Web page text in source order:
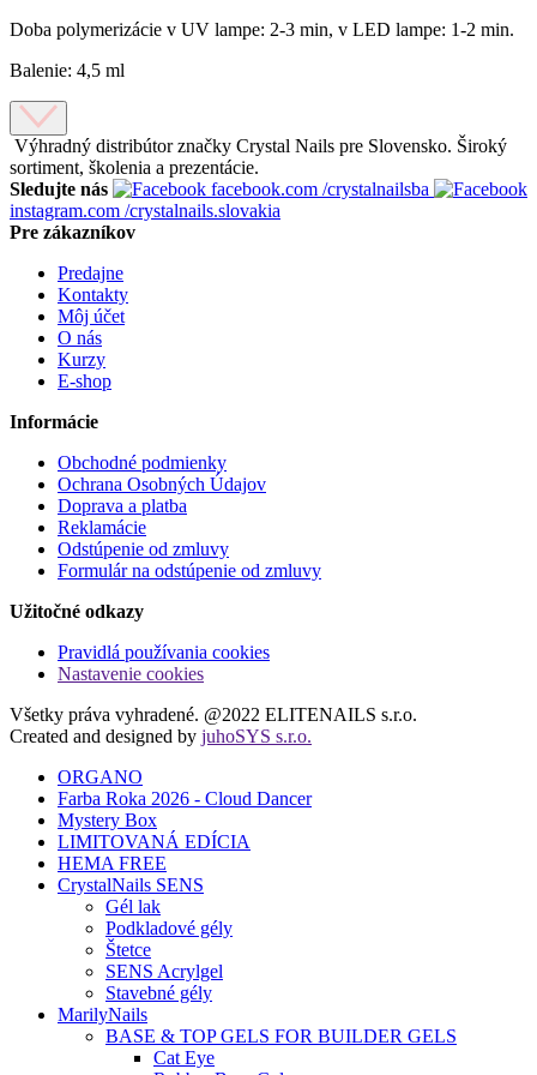
Doba polymerizácie v UV lampe: 2-3 min, v LED lampe: 1-2 min.
Balenie: 4,5 ml
Výhradný distribútor značky Crystal Nails pre Slovensko. Široký
sortiment, školenia a prezentácie.
Sledujte nás
facebook.com /crystalnailsba
instagram.com /crystalnails.slovakia
Pre zákazníkov
Predajne
Kontakty
Môj účet
O nás
Kurzy
E-shop
Informácie
Obchodné podmienky
Ochrana Osobných Údajov
Doprava a platba
Reklamácie
Odstúpenie od zmluvy
Formulár na odstúpenie od zmluvy
Užitočné odkazy
Pravidlá používania cookies
Nastavenie cookies
Všetky práva vyhradené. @2022 ELITENAILS s.r.o.
Created and designed by juhoSYS s.r.o.
ORGANO
Farba Roka 2026 - Cloud Dancer
Mystery Box
LIMITOVANÁ EDÍCIA
HEMA FREE
CrystalNails SENS
Gél lak
Podkladové gély
Štetce
SENS Acrylgel
Stavebné gély
MarilyNails
BASE & TOP GELS FOR BUILDER GELS
Cat Eye